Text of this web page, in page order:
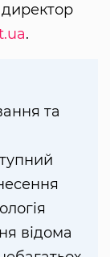
.
та
відома